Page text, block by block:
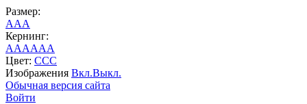
Размер:
AAA
Кернинг:
AAAAAA
Цвет: CCC
Изображения Вкл.Выкл.
Обычная версия сайта
Войти